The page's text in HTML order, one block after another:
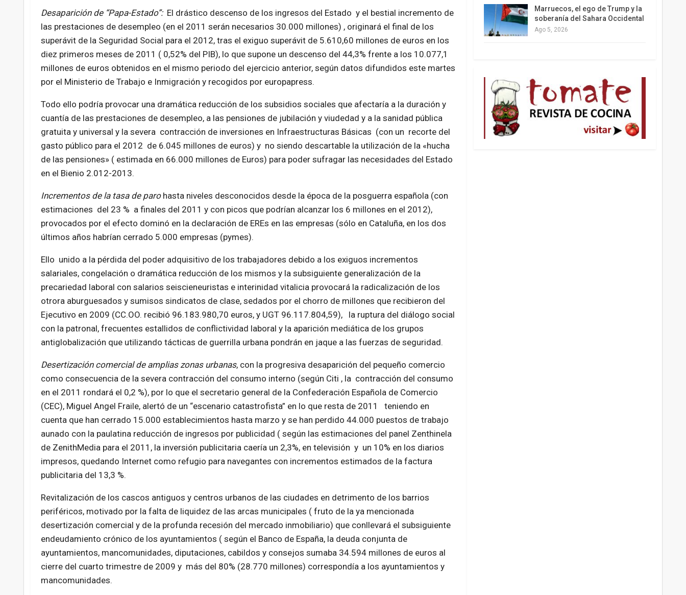
Desaparición de “Papa-Estado”: El drástico descenso de los ingresos del Estado y el bestial incremento de
las prestaciones de desempleo (en el 2011 serán necesarios 30.000 millones) , originará el final de los
superávit de la Seguridad Social para el 2012, tras el exiguo superávit de 5.610,60 millones de euros en los
diez primeros meses de 2011 ( 0,52% del PIB), lo que supone un descenso del 44,3% frente a los 10.077,1
millones de euros obtenidos en el mismo periodo del ejercicio anterior, según datos difundidos este martes
por el Ministerio de Trabajo e Inmigración y recogidos por europapress.
Todo ello podría provocar una dramática reducción de los subsidios sociales que afectaría a la duración y
cuantía de las prestaciones de desempleo, a las pensiones de jubilación y viudedad y a la sanidad pública
gratuita y universal y la severa contracción de inversiones en Infraestructuras Básicas (con un recorte del
gasto público para el 2012 de 6.045 millones de euros) y no siendo descartable la utilización de la «hucha
de las pensiones» ( estimada en 66.000 millones de Euros) para poder sufragar las necesidades del Estado
en el Bienio 2.012-2013.
Incrementos de la tasa de parohasta niveles desconocidos desde la época de la posguerra española (con
estimaciones del 23 % a finales del 2011 y con picos que podrían alcanzar los 6 millones en el 2012),
provocados por el efecto dominó en la declaración de EREs en las empresas (sólo en Cataluña, en los dos
últimos años habrían cerrado 5.000 empresas (pymes).
Ello unido a la pérdida del poder adquisitivo de los trabajadores debido a los exiguos incrementos
salariales, congelación o dramática reducción de los mismos y la subsiguiente generalización de la
precariedad laboral con salarios seiscieneuristas e interinidad vitalicia provocará la radicalización de los
otrora aburguesados y sumisos sindicatos de clase, sedados por el chorro de millones que recibieron del
Ejecutivo en 2009 (CC.OO. recibió 96.183.980,70 euros, y UGT 96.117.804,59), la ruptura del diálogo social
con la patronal, frecuentes estallidos de conflictividad laboral y la aparición mediática de los grupos
antiglobalización que utilizando tácticas de guerrilla urbana pondrán en jaque a las fuerzas de seguridad.
Desertización comercial de amplias zonas urbanas, con la progresiva desaparición del pequeño comercio
como consecuencia de la severa contracción del consumo interno (según Citi , la contracción del consumo
en el 2011 rondará el 0,2 %), por lo que el secretario general de la Confederación Española de Comercio
(CEC), Miguel Angel Fraile, alertó de un “escenario catastrofista” en lo que resta de 2011 teniendo en
cuenta que han cerrado 15.000 establecimientos hasta marzo y se han perdido 44.000 puestos de trabajo
aunado con la paulatina reducción de ingresos por publicidad ( según las estimaciones del panel Zenthinela
de ZenithMedia para el 2011, la inversión publicitaria caería un 2,3%, en televisión y un 10% en los diarios
impresos, quedando Internet como refugio para navegantes con incrementos estimados de la factura
publicitaria del 13,3 %.
Revitalización de los cascos antiguos y centros urbanos de las ciudades en detrimento de los barrios
periféricos, motivado por la falta de liquidez de las arcas municipales ( fruto de la ya mencionada
desertización comercial y de la profunda recesión del mercado inmobiliario) que conllevará el subsiguiente
endeudamiento crónico de los ayuntamientos ( según el Banco de España, la deuda conjunta de
ayuntamientos, mancomunidades, diputaciones, cabildos y consejos sumaba 34.594 millones de euros al
cierre del cuarto trimestre de 2009 y más del 80% (28.770 millones) correspondía a los ayuntamientos y
mancomunidades.
Marruecos, el ego de Trump y la
soberanía del Sahara Occidental
Ago 5, 2026